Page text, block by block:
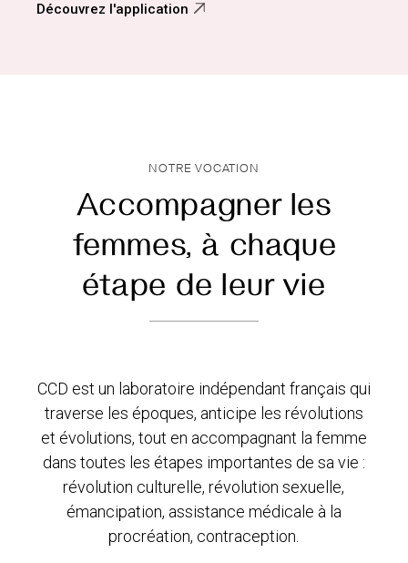
Découvrez l'application
NOTRE VOCATION
Accompagner les
femmes, à chaque
étape de leur vie
CCD est un laboratoire indépendant français qui
traverse les époques, anticipe les révolutions
et évolutions, tout en accompagnant la femme
dans toutes les étapes importantes de sa vie :
révolution culturelle, révolution sexuelle,
émancipation, assistance médicale à la
procréation, contraception.